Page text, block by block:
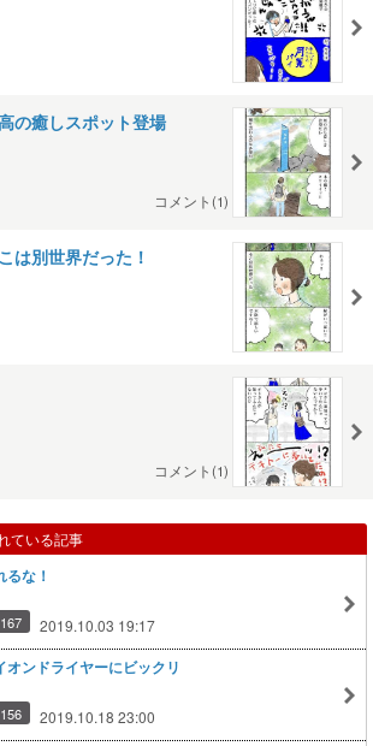
の癒しスポット登場
コメント(1)
は別世界だった！
コメント(1)
ている記事
な！
2019.10.03 19:17
オンドライヤーにビックリ
2019.10.18 23:00